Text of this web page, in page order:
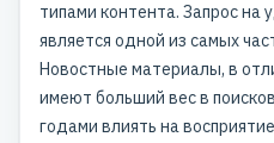
типами контента. Запрос на
является одной из самых
Новостные материалы, в
имеют больший вес в
годами влиять на